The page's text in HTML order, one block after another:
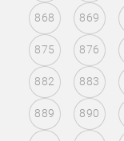
868 869
875 876
882 883
889 890